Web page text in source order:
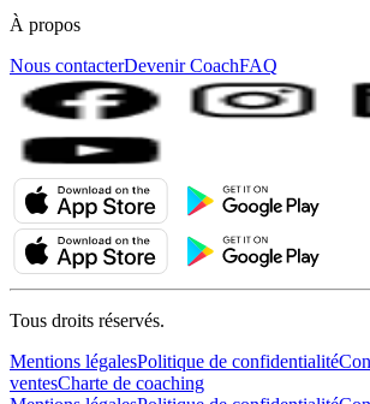
À propos
Nous contacterDevenir CoachFAQ
Tous droits réservés.
Mentions légalesPolitique de confidentialité
ventesCharte de coaching